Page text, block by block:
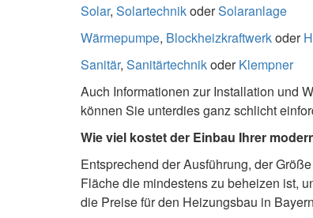
Solar, SolartechnikoderSolaranlage
Wärmepumpe, Blockheizkraftwerkoder
Sanitär, SanitärtechnikoderKlempner
Auch Informationen zur Installation und
können Sie unterdies ganz schlicht
Wie viel kostet der Einbau Ihrer
Entsprechend der Ausführung, der
Fläche die mindestens zu beheizen ist,
die Preise für den Heizungsbau in